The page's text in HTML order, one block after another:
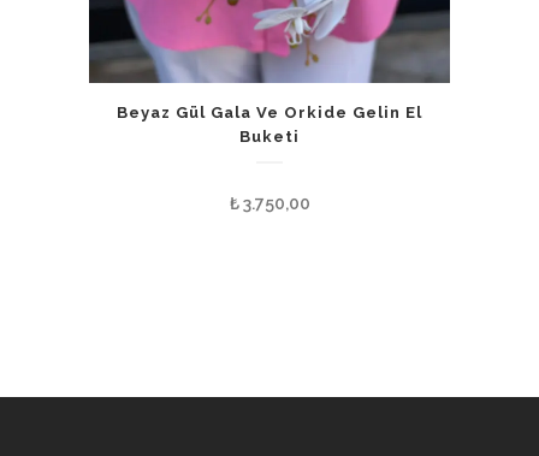
Beyaz Gül Gala Ve Orkide Gelin El
Buketi
₺3.750,00